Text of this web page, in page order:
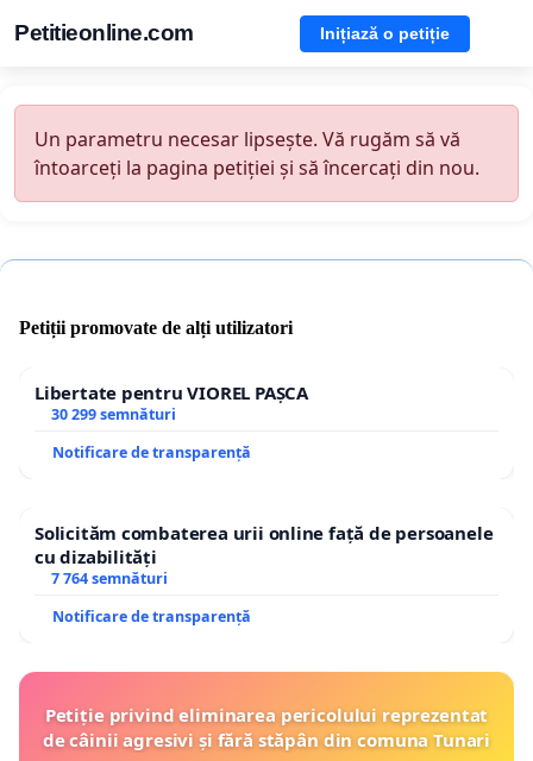
Petitieonline.com Inițiază o petiție
Un parametru necesar lipsește. Vă rugăm să vă
întoarceți la pagina petiției și să încercați din nou.
Petiții promovate de alți utilizatori
Libertate pentru VIOREL PAȘCA
30 299 semnături
Notificare de transparență
Solicităm combaterea urii online față de persoanele
cu dizabilități
7 764 semnături
Notificare de transparență
Petiție privind eliminarea pericolului reprezentat
de câinii agresivi și fără stăpân din comuna Tunari